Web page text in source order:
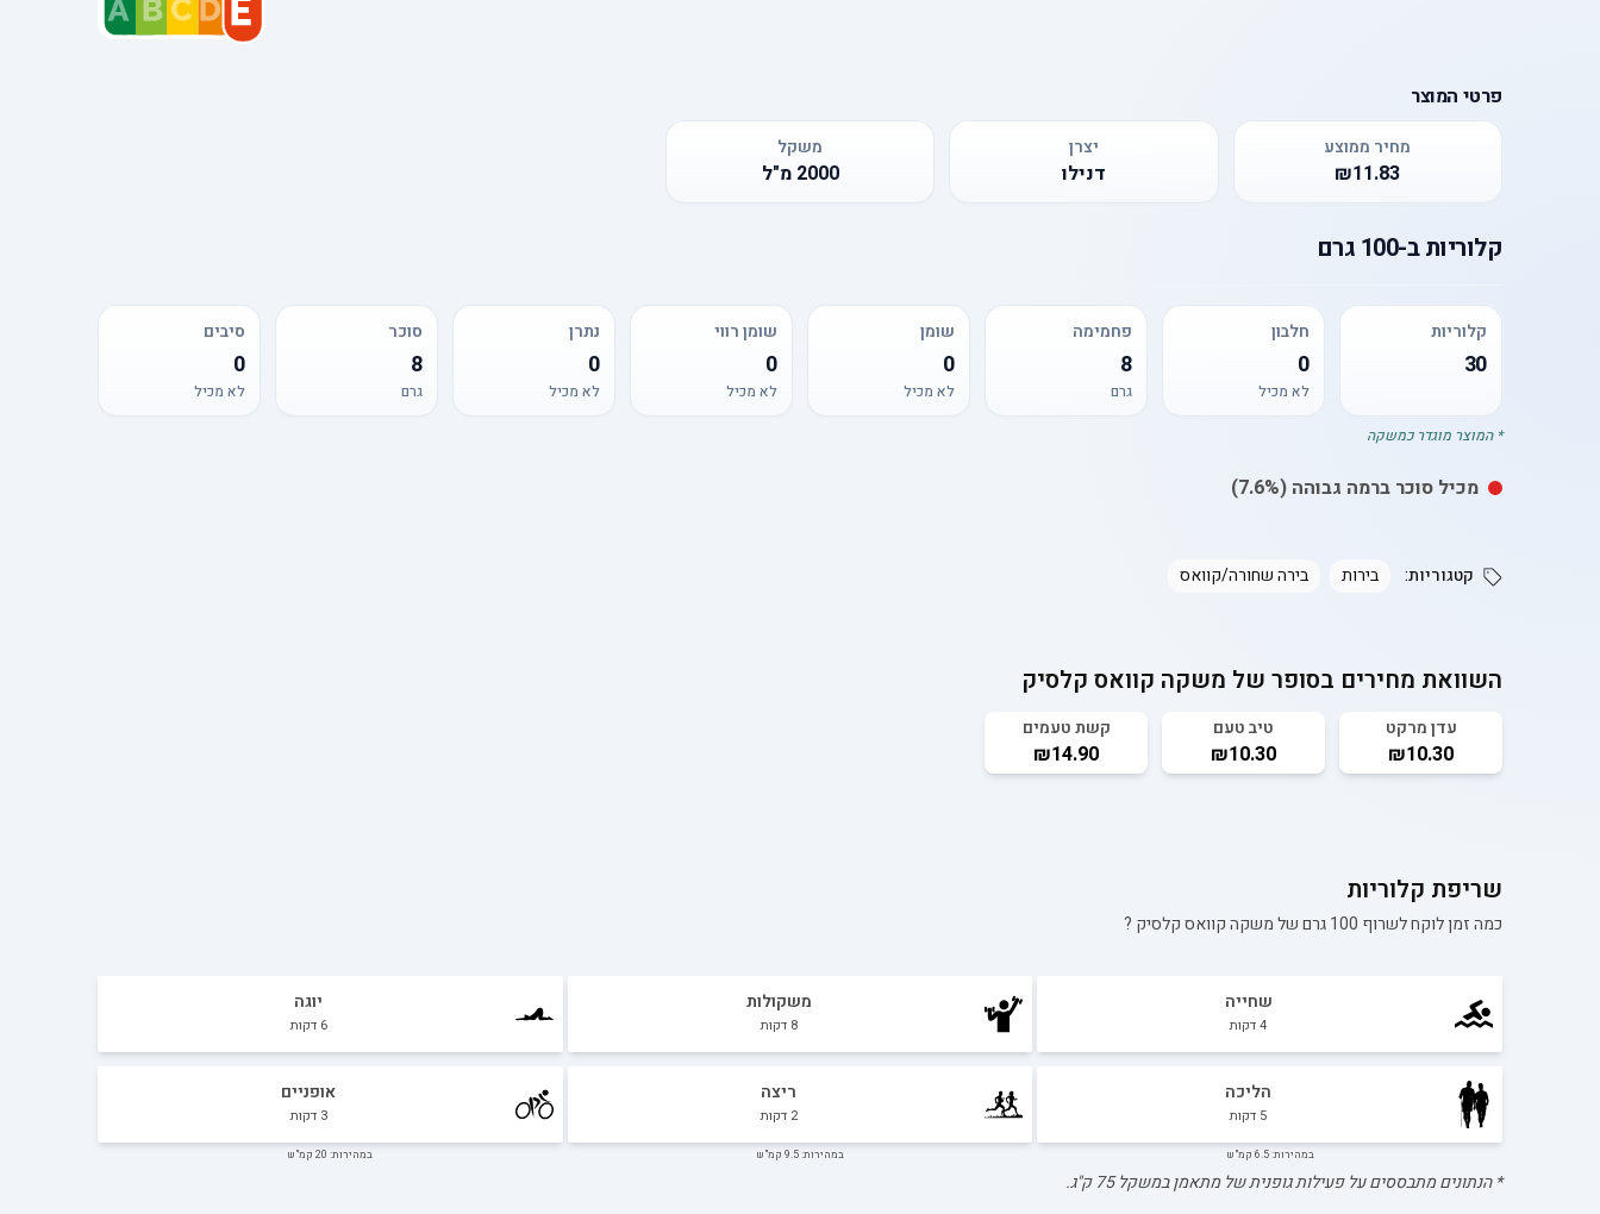
פרטי המוצר
מחיר ממוצע
₪11.83
יצרן
דנילו
משקל
2000 מ"ל
קלוריותב-100 גרם
קלוריות
30
חלבון
0
לא מכיל
פחמימה
8
גרם
שומן
0
לא מכיל
שומן רווי
0
לא מכיל
נתרן
0
לא מכיל
סוכר
8
גרם
סיבים
0
לא מכיל
* המוצר מוגדר כמשקה
מכיל סוכר ברמה גבוהה (7.6%)
קטגוריות: בירות בירה שחורה/קוואס
השוואת מחירים בסופר של משקה קוואס קלסיק
עדן מרקט
₪10.30
טיב טעם
₪10.30
קשת טעמים
₪14.90
שריפת קלוריות
כמה זמן לוקח לשרוף 100 גרם של משקה קוואס קלסיק ?
שחייה
4דקות
משקולות
8 דקות
יוגה
6 דקות
הליכה
5 דקות
במהירות: 6.5 קמ"ש
ריצה
2 דקות
במהירות: 9.5 קמ"ש
אופניים
3 דקות
במהירות: 20 קמ"ש
* הנתונים מתבססים על פעילות גופנית של מתאמן במשקל75ק"ג.